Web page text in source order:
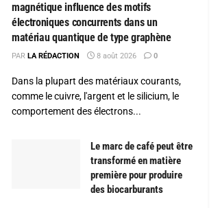
magnétique influence des motifs
électroniques concurrents dans un
matériau quantique de type graphène
PAR LA RÉDACTION 8 août 2026 0
Dans la plupart des matériaux courants,
comme le cuivre, l'argent et le silicium, le
comportement des électrons...
Le marc de café peut être
transformé en matière
première pour produire
des biocarburants